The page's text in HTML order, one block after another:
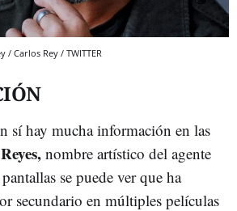
/ Carlos Rey / TWITTER
sí hay mucha información en las
nombre artístico del agente
se puede ver que ha
secundario en múltiples películas